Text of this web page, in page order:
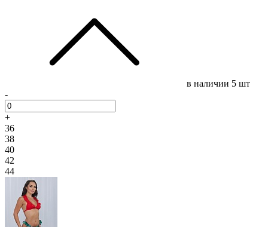
в наличии 5 шт
-
+
36
38
40
42
44